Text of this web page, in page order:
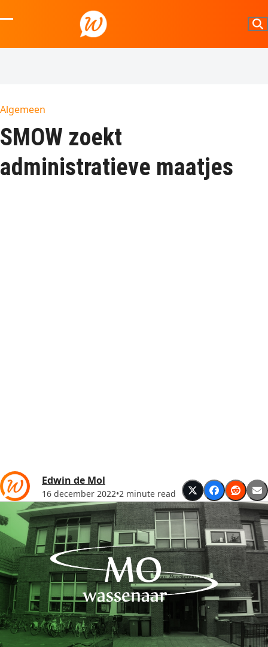
to
mobile
mobile
Algemeen
SMOW zoekt
administratieve maatjes
Edwin de Mol
16 december 2022•2 minute read